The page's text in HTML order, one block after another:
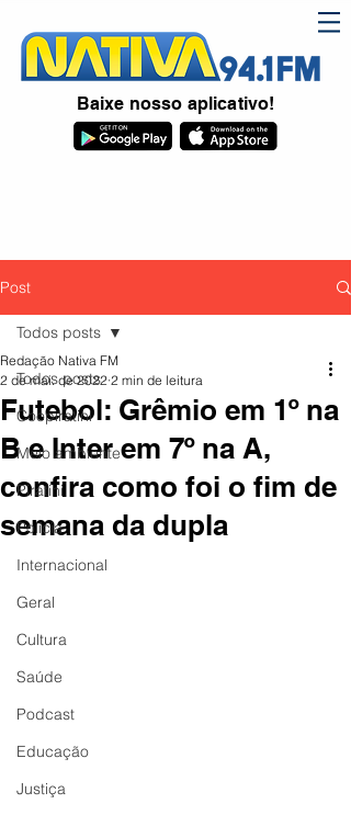
Baixe nosso aplicativo!
Post
Todos posts
Coopiratini
Meio ambiente
Piratini
Polícia
Internacional
Geral
Cultura
Saúde
Podcast
Educação
Justiça
Todos posts
Futebol: Grêmio em 1º na
B e Inter em 7º na A,
confira como foi o fim de
semana da dupla
Redação Nativa FM
2 de mai. de 2022 2 min de leitura